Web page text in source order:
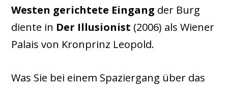
Westen gerichtete Eingang der Burg
diente in Der Illusionist (2006) als Wiener
Palais von Kronprinz Leopold.
Was Sie bei einem Spaziergang über das